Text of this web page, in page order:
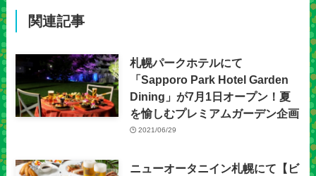
関連記事
札幌パークホテルにて
「Sapporo Park Hotel Garden
Dining」が7月1日オープン！夏
を愉しむプレミアムガーデン企画
2021/06/29
ニューオータニイン札幌にて【ビ